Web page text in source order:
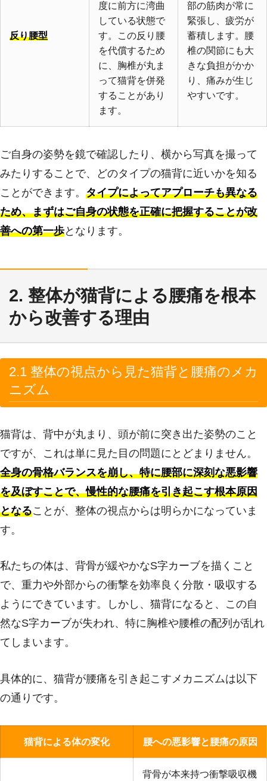
反り腰型
度に前方に湾曲
している状態で
す。この反り腰
を代償するため
に、胸椎が丸ま
って猫背を併発
することがあり
ます。
部の筋肉が常に
緊張し、疲労が
蓄積します。腰
椎の関節にも大
きな負担がかか
り、痛みが生じ
やすいです。
ご自身の姿勢を鏡で確認したり、横から写真を撮って
みたりすることで、どのタイプの猫背に近いかを知る
ことができます。 タイプによってアプローチも異なる
ため、まずはご自身の状態を正確に把握することが改
善への第一歩となります。
2. 整体が猫背による腰痛を根本
から改善する理由
2.1 整体の視点から見た猫背と腰痛のメカ
ニズム
猫背は、背中が丸まり、頭が前に突き出た姿勢のこと
ですが、これは単に見た目の問題にとどまりません。
全身の骨格バランスを崩し、特に腰部に深刻な悪影響
を及ぼすことで、慢性的な腰痛を引き起こす根本原因
となることが、整体の視点からは明らかになっていま
す。
私たちの体は、背骨が緩やかなS字カーブを描くこと
で、重力や外部からの衝撃を効率良く分散・吸収する
ようにできています。しかし、猫背になると、この自
然なS字カーブが失われ、特に胸椎や腰椎の配列が乱れ
てしまいます。
具体的に、猫背が腰痛を引き起こすメカニズムは以下
の通りです。
猫背による体の変化 腰への悪影響と腰痛の原因
背骨が本来持つ衝撃吸収機